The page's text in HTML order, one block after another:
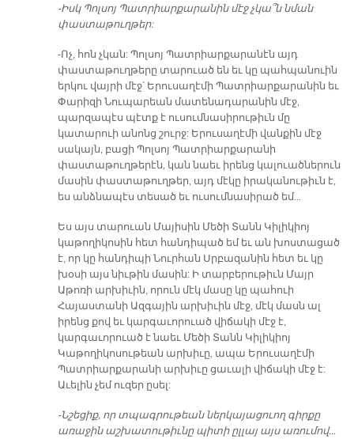
-Իսկ Պոլսոյ Պատրիարքարանին մէջ չկա՞ն նման
փաստաթուղթեր:
-Ոչ, հոն չկան: Պոլսոյ Պատրիարքարանէն այդ
փաստաթուղթերը տարուած են եւ կը պահպանուին
երկու վայրի մէջ՝ Երուսաղէմի Պատրիարքարանին եւ
Փարիզի Նուպարեան մատենադարանին մէջ,
պարզապէս պէտք է ուսումնասիրութիւն մը
կատարուի անոնց շուրջ: Երուսաղէմի վանքին մէջ
սակայն, բացի Պոլսոյ Պատրիարքարանի
փաստաթուղթերէն, կան նաեւ իրենց կալուածներուն
մասին փաստաթուղթեր, այդ մէկը իրականութիւն է,
ես անձնապէս տեսած եւ ուսումնասիրած եմ…
Ես այս տարուան Մայիսին Մեծի Տանն Կիլիկիոյ
կաթողիկոսին հետ հանդիպած եմ եւ ան խոստացած
է, որ կը հանդիպի Նուրհան Սրբազանին հետ եւ կը
խօսի այս նիւթին մասին: Ի տարբերութիւն Մայր
Աթոռի արխիւին, որուն մէկ մասը կը պահուի
Հայաստանի Ազգային արխիւին մէջ, մէկ մասն ալ
իրենց քով եւ կարգաւորուած վիճակի մէջ է,
կարգաւորուած է նաեւ Մեծի Տանն Կիլիկիոյ
Կաթողիկոսութեան արխիւը, ապա Երուսաղէմի
Պատրիարքարանի արխիւը ցաւալի վիճակի մէջ է:
Աւելին չեմ ուզեր ըսել:
-Նշեցիք, որ տպագրութեան ներկայացուող գիրքը
առաջին աշխատութիւնը պիտի ըլլայ այս առումով…